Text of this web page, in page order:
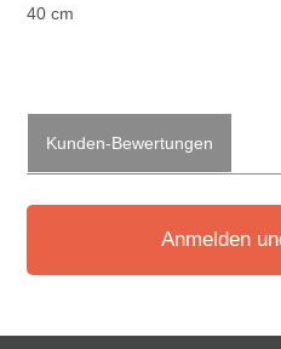
40 cm
Kunden-Bewertungen
Anmelden